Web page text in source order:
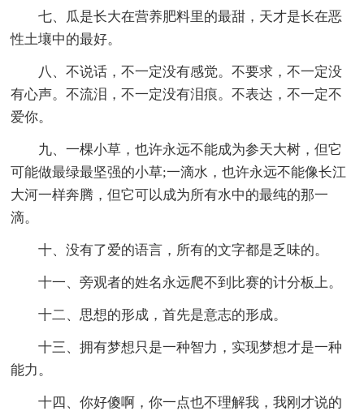
七、瓜是长大在营养肥料里的最甜，天才是长在恶
性土壤中的最好。
八、不说话，不一定没有感觉。不要求，不一定没
有心声。不流泪，不一定没有泪痕。不表达，不一定不
爱你。
九、一棵小草，也许永远不能成为参天大树，但它
可能做最绿最坚强的小草;一滴水，也许永远不能像长江
大河一样奔腾，但它可以成为所有水中的最纯的那一
滴。
十、没有了爱的语言，所有的文字都是乏味的。
十一、旁观者的姓名永远爬不到比赛的计分板上。
十二、思想的形成，首先是意志的形成。
十三、拥有梦想只是一种智力，实现梦想才是一种
能力。
十四、你好傻啊，你一点也不理解我，我刚才说的